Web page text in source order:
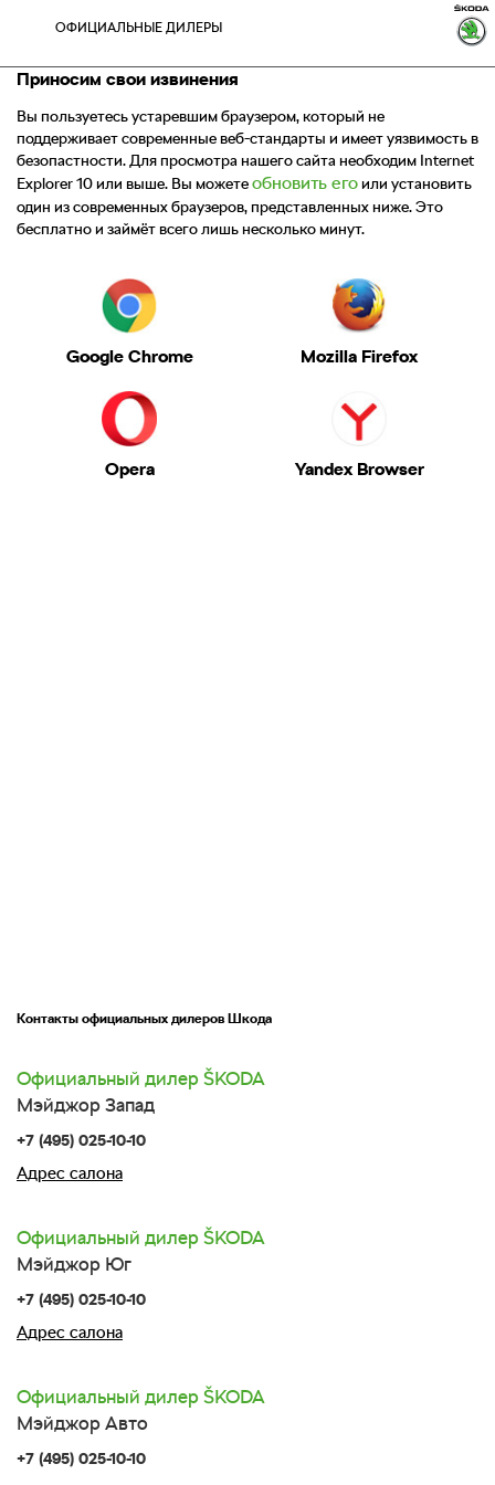
ОФИЦИАЛЬНЫЕ ДИЛЕРЫ
Ваш браузер устарел
Приносим свои извинения
Вы пользуетесь устаревшим браузером, который не
поддерживает современные веб-стандарты и имеет уязвимость в
безопастности. Для просмотра нашего сайта необходим Internet
Explorer 10 или выше. Вы можетеобновить егоили установить
один из современных браузеров, представленных ниже. Это
бесплатно и займёт всего лишь несколько минут.
Google Chrome Mozilla Firefox
Opera Yandex Browser
Контакты официальных дилеров Шкода
Официальный дилер SKODA
Мэйджор Запад
+7 (495) 025-10-10
Адрес салона
Официальный дилер SKODA
Мэйджор Юг
+7 (495) 025-10-10
Адрес салона
Официальный дилер SKODA
Мэйджор Авто
+7 (495) 025-10-10